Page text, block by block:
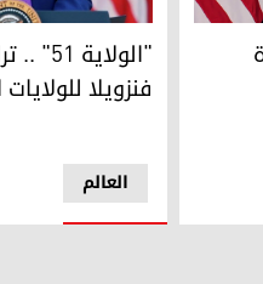
"الولاية 51" .. ترامب يروج لضم فنزويلا للولايات المتحدة
العالم
فنزويلا